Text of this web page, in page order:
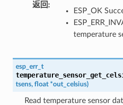
返回 :
ESP_OK
temperature
esp_err_t
tsens, float *out_celsius)
Read temperature sensor